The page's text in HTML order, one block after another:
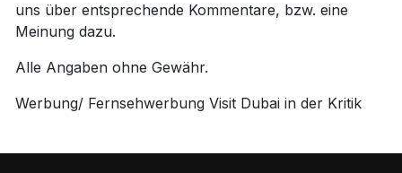
uns über entsprechende Kommentare, bzw. eine
Meinung dazu.
Alle Angaben ohne Gewähr.
Werbung/ Fernsehwerbung Visit Dubai in der Kritik